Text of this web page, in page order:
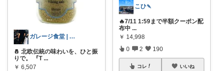
ガレージ食堂 | 開業準備中
🧂 北欧伝統の味わいを、ひと振
りで。 『T ...
￥ 6,507
こひ🍡
🔥7/11 1:59まで半額クーポン配
布中 ...
￥ 14,998
0 2 190
コレ いいね